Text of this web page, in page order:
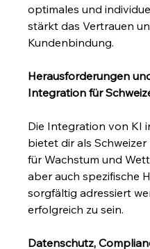
optimales und
stärkt das Vertrauen
Kundenbindung.
Herausforderungen
Integration für
Die Integration von KI
bietet dir als
für Wachstum und
aber auch spezifische
sorgfältig adressiert
erfolgreich zu sein.
Datenschutz,